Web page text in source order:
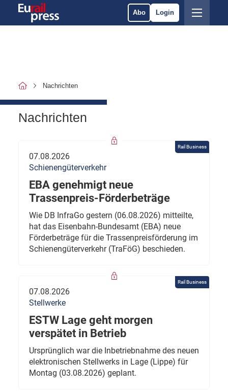
Abo Login
Nachrichten
Nachrichten
Rail Business
07.08.2026
Schienengüterverkehr
EBA genehmigt neue
Trassenpreis-Förderbeträge
Wie DB InfraGo gestern (06.08.2026) mitteilte,
hat das Eisenbahn-Bundesamt (EBA) neue
Förderbeträge für die Trassenpreisförderung im
Schienengüterverkehr (TraFöG) beschieden.
Rail Business
07.08.2026
Stellwerke
ESTW Lage geht morgen
verspätet in Betrieb
Ursprünglich war die Inbetriebnahme des neuen
elektronischen Stellwerks in Lage (Lippe) für
Montag (03.08.2026) geplant.